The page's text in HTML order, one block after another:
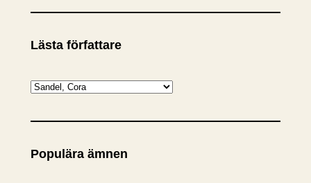
Lästa författare
K
t
g
Populära ämnen